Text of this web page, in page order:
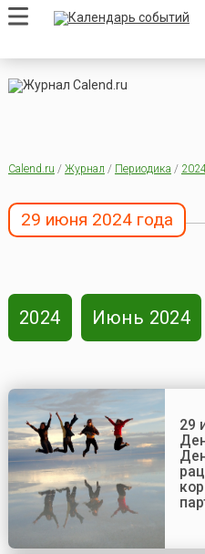
Calend.ru / Журнал / Периодика /
29 июня 2024 года
2024 Июнь 2024
29